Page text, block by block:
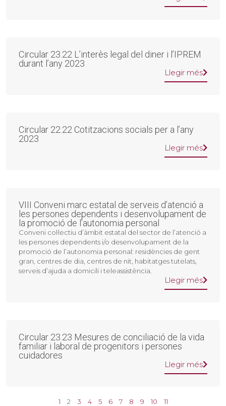
Circular 23.22 L’interès legal del diner i l’IPREM
durant l’any 2023
Llegir més
Circular 22.22 Cotitzacions socials per a l’any
2023
Llegir més
VIII Conveni marc estatal de serveis d’atenció a
les persones dependents i desenvolupament de
la promoció de l’autonomia personal
Conveni col·lectiu d’àmbit estatal del sector de l’atenció a
les persones dependents i/o desenvolupament de la
promoció de l’autonomia personal: residències de gent
gran, centres de dia, centres de nit, habitatges tutelats,
serveis d’ajuda a domicili i teleassistència.
Llegir més
Circular 23.23 Mesures de conciliació de la vida
familiar i laboral de progenitors i persones
cuidadores
Llegir més
1 2 3 4 5 6 7 8 9 10 11